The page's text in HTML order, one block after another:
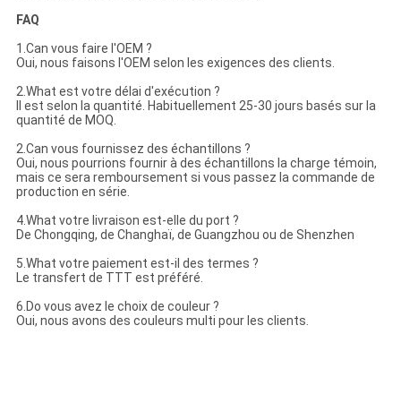
FAQ
1.Can vous faire l'OEM ?
Oui, nous faisons l'OEM selon les exigences des clients.
2.What est votre délai d'exécution ?
Il est selon la quantité. Habituellement 25-30 jours basés sur la
quantité de MOQ.
2.Can vous fournissez des échantillons ?
Oui, nous pourrions fournir à des échantillons la charge témoin,
mais ce sera remboursement si vous passez la commande de
production en série.
4.What votre livraison est-elle du port ?
De Chongqing, de Changhaï, de Guangzhou ou de Shenzhen
5.What votre paiement est-il des termes ?
Le transfert de TTT est préféré.
6.Do vous avez le choix de couleur ?
Oui, nous avons des couleurs multi pour les clients.